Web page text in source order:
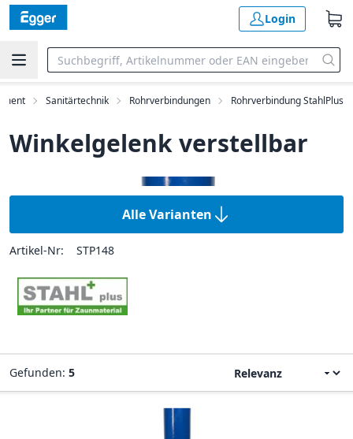
Login
Sanitärtechnik Rohrverbindungen Rohrverbindung StahlPlus
Winkelgelenk verstellbar
Alle Varianten
Artikel-Nr: STP148
Gefunden: 5